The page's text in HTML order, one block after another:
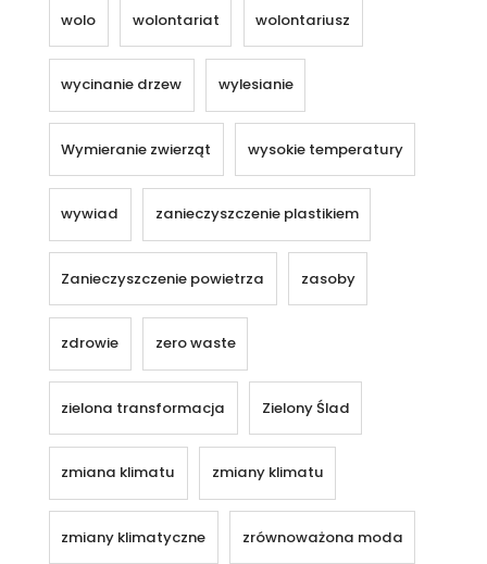
wolo wolontariat wolontariusz
wycinanie drzew wylesianie
Wymieranie zwierząt wysokie temperatury
wywiad zanieczyszczenie plastikiem
Zanieczyszczenie powietrza zasoby
zdrowie zero waste
zielona transformacja Zielony Ślad
zmiana klimatu zmiany klimatu
zmiany klimatyczne zrównoważona moda